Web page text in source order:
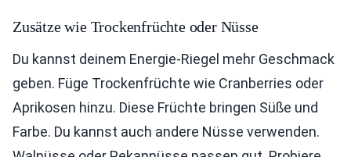
Zusätze wie Trockenfrüchte oder Nüsse
Du kannst deinem Energie-Riegel mehr Geschmack
geben. Füge Trockenfrüchte wie Cranberries oder
Aprikosen hinzu. Diese Früchte bringen Süße und
Farbe. Du kannst auch andere Nüsse verwenden.